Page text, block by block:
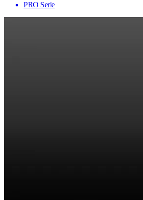
PRO Serie